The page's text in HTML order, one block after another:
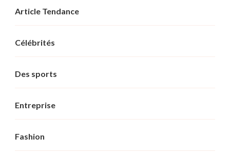
Article Tendance
Célébrités
Des sports
Entreprise
Fashion